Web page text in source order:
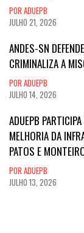
POR ADUEPB
JULHO 21, 2026
ANDES-SN
CRIMINALIZA A
POR ADUEPB
JULHO 14, 2026
ADUEPB
MELHORIA DA
PATOS E
POR ADUEPB
JULHO 13, 2026